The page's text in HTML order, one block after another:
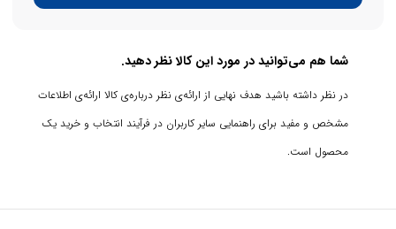
شما هم می‌توانید در مورد این کالا نظر دهید.
در نظر داشته باشید هدف نهایی از ارائه‌ی نظر درباره‌ی کالا ارائه‌ی اطلاعات
مشخص و مفید برای راهنمایی سایر کاربران در فرآیند انتخاب و خرید یک
محصول است.